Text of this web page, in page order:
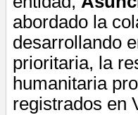
abordado la
desarrollando
prioritaria, la
humanitaria
registrados en